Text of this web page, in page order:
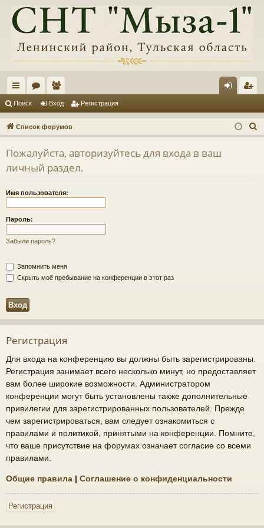
с
ы
лк
и
ум
ы
ол
ьз
ов
ат
ел
и
д ис
тр
Поиск Вход Регистрация
Список форумов
о
Пожалуйста, авторизуйтесь для входа в ваш
личный раздел.
Имя пользователя:
Пароль:
Забыли пароль?
Запомнить меня
Скрыть моё пребывание на конференции в этот раз
Регистрация
Для входа на конференцию вы должны быть зарегистрированы.
Регистрация занимает всего несколько минут, но предоставляет
вам более широкие возможности. Администратором
конференции могут быть установлены также дополнительные
привилегии для зарегистрированных пользователей. Прежде
чем зарегистрироваться, вам следует ознакомиться с
правилами и политикой, принятыми на конференции. Помните,
что ваше присутствие на форумах означает согласие со всеми
правилами.
Общие правила | Соглашение о конфиденциальности
Регистрация